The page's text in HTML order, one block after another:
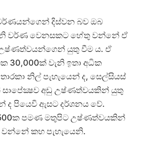
දිස්වන බව ඔබ
වර්ණ වෙනසකට හේතු වන්නේ ඒ
යුතු වීම ය. ඒ
30,000ක් වැනි ඉතා අධික
නිල් පැහැයෙන් ද, සෙල්සියස්
සාපේක්‍ෂව අඩු උෂ්ණත්වයකින් යුතු
ද පියෙවි ඇසට දර්ශනය වේ.
පමණ මතුපිට උෂ්ණත්වයකින්
වන්නේ කහ පැහැයෙනි.